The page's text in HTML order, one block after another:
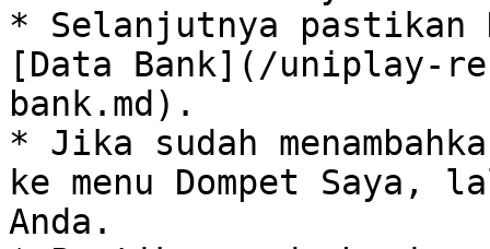
* Selanjutnya pastikan
[Data Bank](/uniplay-
bank.md).
* Jika sudah
ke menu Dompet Saya,
Anda.